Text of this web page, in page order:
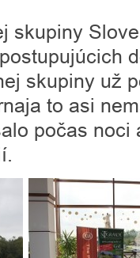
skupiny
skupiny už
to asi
počas noci